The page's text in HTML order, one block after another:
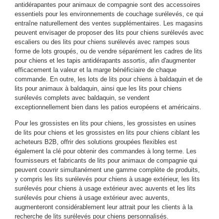
antidérapantes pour animaux de compagnie sont des accessoires
essentiels pour les environnements de couchage surélevés, ce qui
entraîne naturellement des ventes supplémentaires. Les magasins
peuvent envisager de proposer des lits pour chiens surélevés avec
escaliers ou des lits pour chiens surélevés avec rampes sous
forme de lots groupés, ou de vendre séparément les cadres de lits
pour chiens et les tapis antidérapants assortis, afin d'augmenter
efficacement la valeur et la marge bénéficiaire de chaque
commande. En outre, les lots de lits pour chiens à baldaquin et de
lits pour animaux à baldaquin, ainsi que les lits pour chiens
surélevés complets avec baldaquin, se vendent
exceptionnellement bien dans les patios européens et américains.
Pour les grossistes en lits pour chiens, les grossistes en usines
de lits pour chiens et les grossistes en lits pour chiens ciblant les
acheteurs B2B, offrir des solutions groupées flexibles est
également la clé pour obtenir des commandes à long terme. Les
fournisseurs et fabricants de lits pour animaux de compagnie qui
peuvent couvrir simultanément une gamme complète de produits,
y compris les lits surélevés pour chiens à usage extérieur, les lits
surélevés pour chiens à usage extérieur avec auvents et les lits
surélevés pour chiens à usage extérieur avec auvents,
augmenteront considérablement leur attrait pour les clients à la
recherche de lits surélevés pour chiens personnalisés.